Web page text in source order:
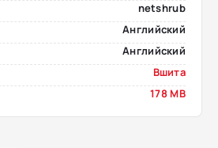
netshrub
Английский
Английский
Вшита
178 MB